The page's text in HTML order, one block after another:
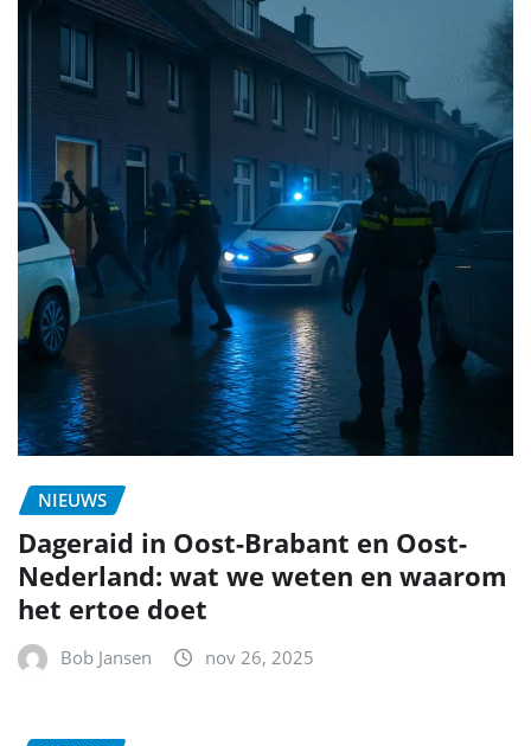
NIEUWS
Dageraid in Oost-Brabant en Oost-
Nederland: wat we weten en waarom
het ertoe doet
Bob Jansen nov 26, 2025